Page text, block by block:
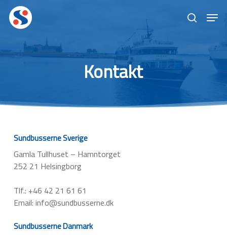
Skip
main
content
search
Kontakt
Sundbusserne Sverige
Gamla Tullhuset – Hamntorget
252 21 Helsingborg
Tlf.: +46 42 21 61 61
Email: info@sundbusserne.dk
Sundbusserne Danmark